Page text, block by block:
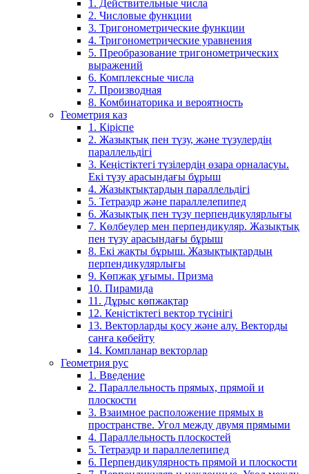
1. Действительные числа
2. Числовые функции
3. Тригонометрические функции
4. Тригонометрические уравнения
5. Преобразование тригонометрических
выражений
6. Комплексные числа
7. Производная
8. Комбинаторика и вероятность
Геометрия каз
1. Кіріспе
2. Жазықтық пен түзу, және түзулердің
параллельдігі
3. Кеңістіктегі түзілердің өзара орналасуы.
Екі түзу арасындағы бұрыш
4. Жазықтықтардың параллельдігі
5. Тетраэдр және параллелепипед
6. Жазықтық пен түзу перпендикулярлығы
7. Көлбеулер мен перпендикуляр. Жазықтық
пен түзу арасындағы бұрыш
8. Екі жақты бұрыш. Жазықтықтардың
перпендикулярлығы
9. Көпжақ ұғымы. Призма
10. Пирамида
11. Дұрыс көпжақтар
12. Кеңістіктегі вектор түсінігі
13. Векторларды қосу және алу. Векторды
санға көбейту
14. Компланар векторлар
Геометрия рус
1. Введение
2. Параллельность прямых, прямой и
плоскости
3. Взаимное расположение прямых в
пространстве. Угол между двумя прямыми
4. Параллельность плоскостей
5. Тетраэдр и параллелепипед
6. Перпендикулярность прямой и плоскости